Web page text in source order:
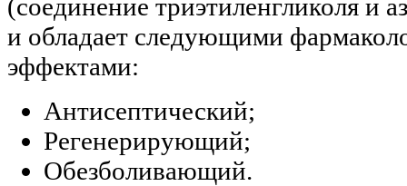
(соединение триэтиленгликоля и
и обладает следующими
эффектами:
Антисептический;
Регенерирующий;
Обезболивающий.